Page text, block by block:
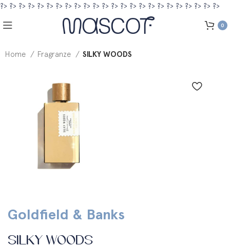
?> ?> ?> ?> ?> ?> ?> ?> ?> ?> ?> ?> ?> ?> ?> ?> ?> ?> ?> ?> ?> ?> ?> ?>
0
Home Fragranze SILKY WOODS
Goldfield & Banks
SILKY WOODS